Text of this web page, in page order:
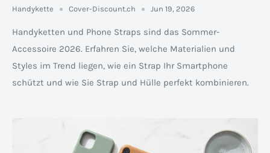
Handykette Cover-Discount.ch Jun 19, 2026
Handyketten und Phone Straps sind das Sommer-
Accessoire 2026. Erfahren Sie, welche Materialien und
Styles im Trend liegen, wie ein Strap Ihr Smartphone
schützt und wie Sie Strap und Hülle perfekt kombinieren.